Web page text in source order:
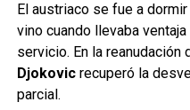
El austriaco se fue a
vino cuando llevaba
servicio. En la
Djokovic recuperó la
parcial.